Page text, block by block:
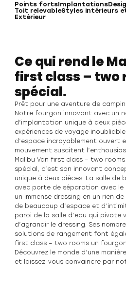
Points fortsImplantations
Toit relevableStyles intérieurs
Extérieur
Ce qui rend le
first class – two
spécial.
Prêt pour une aventure de
Notre fourgon innovant avec un
d’implantation unique à deux
expériences de voyage
d’espace incroyablement ouvert
mouvement suscitent
Malibu Van first class – two
spécial, c’est son innovant
unique à deux pièces. La salle de
avec porte de séparation avec le
un immense dressing en un rien
de beaucoup d’espace et
paroi de la salle d’eau qui pivote
d’agrandir le dressing. Ses
solutions de rangement font
first class – two rooms un
Découvrez le monde d’une
et laissez-vous convaincre par